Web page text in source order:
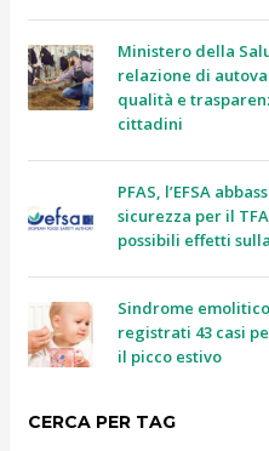
Ministero della
relazione di
qualità e
cittadini
PFAS, l’EFSA
sicurezza per il
possibili effetti
Sindrome
registrati 43 casi
il picco estivo
CERCA PER TAG